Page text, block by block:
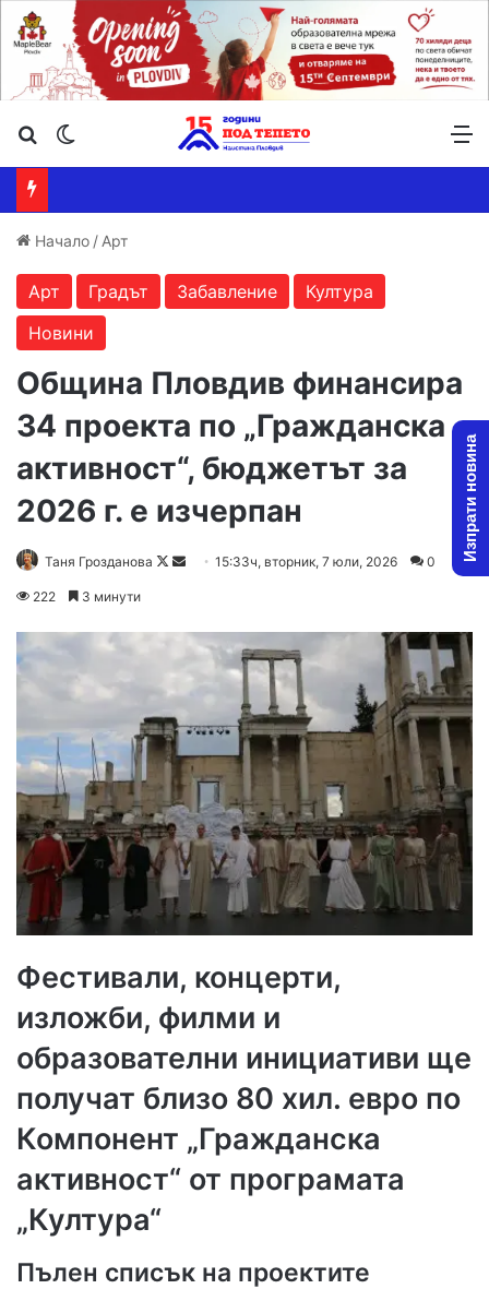
Търсене ...
Начало / Арт
Арт Градът Забавление
Култура
Новини
Община Пловдив финансира
34 проекта по „Гражданска
активност“, бюджетът за
2026 г. е изчерпан
Таня Грозданова
Follow
Send15:33ч, вторник, 7 юли, 2026 0
222 3 минути
Фестивали, концерти,
изложби, филми и
образователни инициативи ще
получат близо 80 хил. евро по
Компонент „Гражданска
активност“ от програмата
„Култура“
Пълен списък на проектите
Изпрати новина